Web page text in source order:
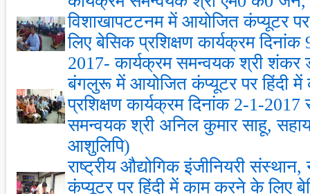
विशाखापटटनम में आयोजित कंप्‍यूटर
लिए बेसिक प्रशिक्षण कार्यक्रम
2017- कार्यक्रम समन्‍वयक श्री शंकर
बंगलुरू में आयोजित कंप्‍यूटर पर हिंदी
प्रशिक्षण कार्यक्रम दिनांक 2-1-
समन्‍वयक श्री अनिल कुमार साहू,
आशुलिपि)
राष्‍ट्रीय औद्योगिक इंजीनियरी
कंप्‍यूटर पर हिंदी में काम करने के लिए